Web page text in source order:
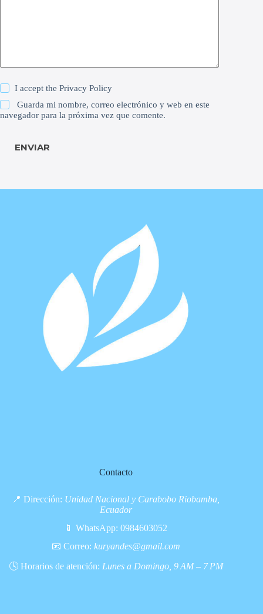
I accept thePrivacy Policy
Guarda mi nombre, correo electrónico y web en este
navegador para la próxima vez que comente.
ENVIAR
Contacto
📍 Dirección: Unidad Nacional y Carabobo Riobamba,
Ecuador
📱 WhatsApp:0984603052
📧 Correo: kuryandes@gmail.com
🕓 Horarios de atención: Lunes a Domingo, 9 AM – 7 PM